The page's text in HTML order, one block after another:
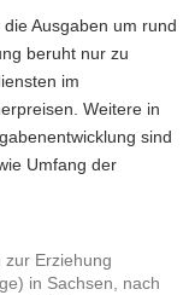
Ausgaben um rund
beruht nur zu
im
Weitere in
sind
Umfang der
Erziehung
in Sachsen, nach